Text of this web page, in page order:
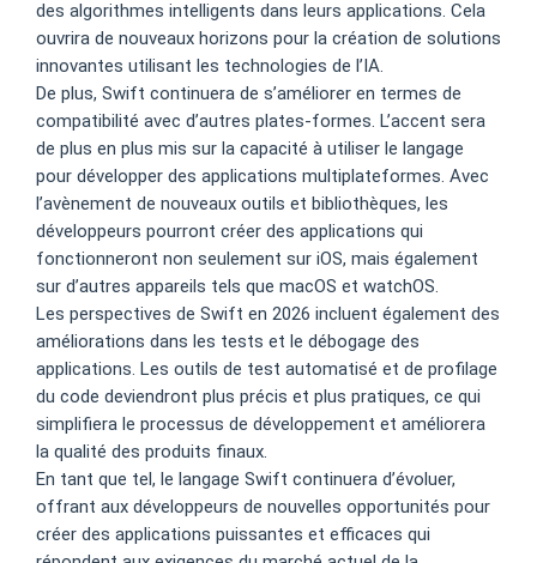
des algorithmes intelligents dans leurs applications. Cela
ouvrira de nouveaux horizons pour la création de solutions
innovantes utilisant les technologies de l’IA.
De plus, Swift continuera de s’améliorer en termes de
compatibilité avec d’autres plates-formes. L’accent sera
de plus en plus mis sur la capacité à utiliser le langage
pour développer des applications multiplateformes. Avec
l’avènement de nouveaux outils et bibliothèques, les
développeurs pourront créer des applications qui
fonctionneront non seulement sur iOS, mais également
sur d’autres appareils tels que macOS et watchOS.
Les perspectives de Swift en 2026 incluent également des
améliorations dans les tests et le débogage des
applications. Les outils de test automatisé et de profilage
du code deviendront plus précis et plus pratiques, ce qui
simplifiera le processus de développement et améliorera
la qualité des produits finaux.
En tant que tel, le langage Swift continuera d’évoluer,
offrant aux développeurs de nouvelles opportunités pour
créer des applications puissantes et efficaces qui